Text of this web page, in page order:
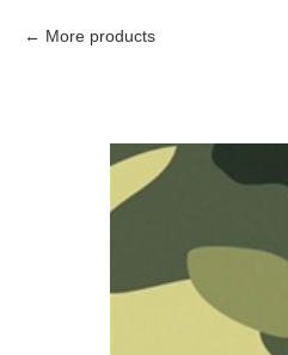
More products